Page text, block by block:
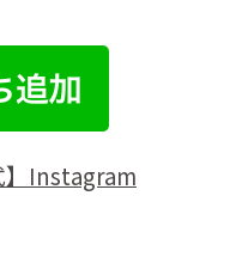
】Instagram